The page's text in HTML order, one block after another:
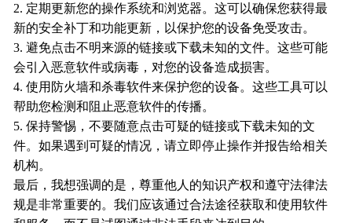
2. 定期更新您的操作系统和浏览器。这可以确保您获得最
新的安全补丁和功能更新，以保护您的设备免受攻击。
3. 避免点击不明来源的链接或下载未知的文件。这些可能
会引入恶意软件或病毒，对您的设备造成损害。
4. 使用防火墙和杀毒软件来保护您的设备。这些工具可以
帮助您检测和阻止恶意软件的传播。
5. 保持警惕，不要随意点击可疑的链接或下载未知的文
件。如果遇到可疑的情况，请立即停止操作并报告给相关
机构。
最后，我想强调的是，尊重他人的知识产权和遵守法律法
规是非常重要的。我们应该通过合法途径获取和使用软件